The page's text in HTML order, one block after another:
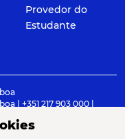
Provedor do
Estudante
| +351 217 903 000 |